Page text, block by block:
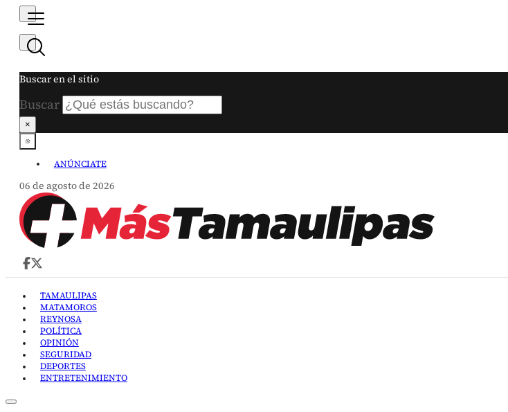
Buscar en el sitio
Buscar
×
ANÚNCIATE
06 de agosto de 2026
TAMAULIPAS
MATAMOROS
REYNOSA
POLÍTICA
OPINIÓN
SEGURIDAD
DEPORTES
ENTRETENIMIENTO